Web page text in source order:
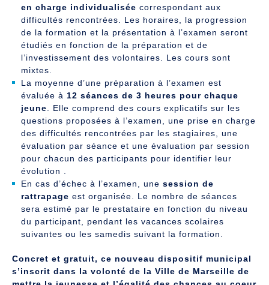
en charge individualisée correspondant aux
difficultés rencontrées. Les horaires, la progression
de la formation et la présentation à l’examen seront
étudiés en fonction de la préparation et de
l’investissement des volontaires. Les cours sont
mixtes.
La moyenne d’une préparation à l’examen est
évaluée à 12 séances de 3 heures pour chaque
jeune . Elle comprend des cours explicatifs sur les
questions proposées à l’examen, une prise en charge
des difficultés rencontrées par les stagiaires, une
évaluation par séance et une évaluation par session
pour chacun des participants pour identifier leur
évolution .
En cas d’échec à l’examen, une session de
rattrapage est organisée. Le nombre de séances
sera estimé par le prestataire en fonction du niveau
du participant, pendant les vacances scolaires
suivantes ou les samedis suivant la formation.
Concret et gratuit, ce nouveau dispositif municipal
s’inscrit dans la volonté de la Ville de Marseille de